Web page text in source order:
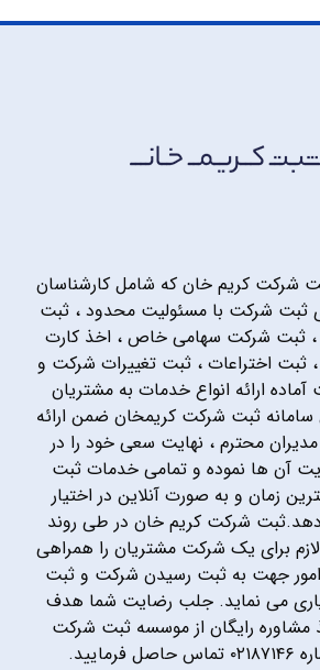
شرکت کریم خان که شامل کارشناسان
ثبت شرکت با مسئولیت محدود ، ثبت
ثبت شرکت سهامی خاص ، اخذ کارت
، ثبت اختراعات ، ثبت تغییرات شرکت و
ارائه انواع خدمات به مشتریان
ثبت شرکت کریمخان ضمن ارائه
مدیران محترم ، نهایت سعی خود را در
آن ها نموده و تمامی خدمات ثبت
زمان و به صورت آنلاین در اختیار
دهد.ثبت شرکت کریم خان در طی روند
برای یک شرکت مشتریان را همراهی
امور جهت به ثبت رسیدن شرکت و ثبت
یاری می نماید. جلب رضایت شما هدف
رایگان از موسسه ثبت شرکت